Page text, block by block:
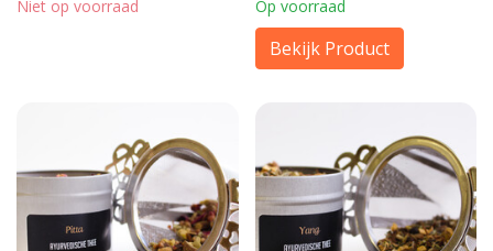
Niet op voorraad
Op voorraad
Bekijk Product